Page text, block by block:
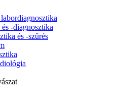
-diagnosztika
és -szűrés